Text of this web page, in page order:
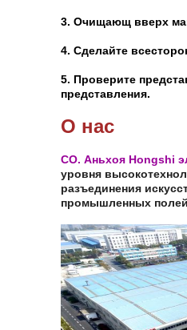
3. Очищающ вверх
4. Сделайте
5. Проверите
представления.
О нас
CO. Аньхоя Hongshi
уровня
разъединения
промышленных